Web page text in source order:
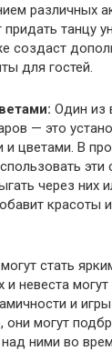
различных
танцу
создаст
для гостей.
Один из
— это
цветами. В
эти
через них
красоты
стать
невеста могут
и
могут
над ними во